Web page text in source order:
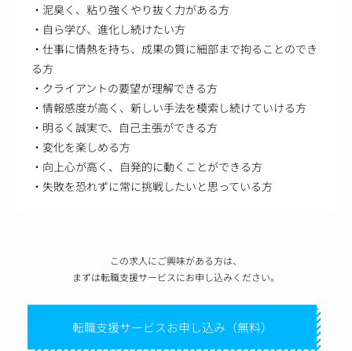
・泥臭く、粘り強くやり抜く力がある方
・自ら学び、進化し続けたい方
・仕事に情熱を持ち、成果の質に細部まで拘ることのでき
る方
・クライアントの要望が理解できる方
・情報感度が高く、新しい手法を模索し続けていける方
・明るく誠実で、自己主張ができる方
・変化を楽しめる方
・向上心が高く、自発的に動くことができる方
・失敗を恐れずに常に挑戦したいと思っている方
この求人にご興味がある方は、
まずは転職支援サービスにお申し込みください。
転職支援サービスお申し込み（無料）